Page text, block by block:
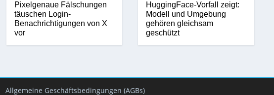
Pixelgenaue Fälschungen
täuschen Login-
Benachrichtigungen von X
vor
HuggingFace-Vorfall zeigt:
Modell und Umgebung
gehören gleichsam
geschützt
Allgemeine Geschäftsbedingungen (AGBs)